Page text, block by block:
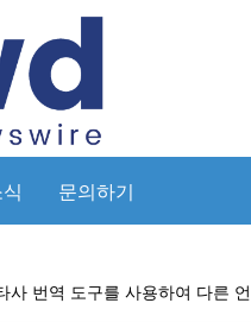
문의하기
사 번역 도구를 사용하여 다른